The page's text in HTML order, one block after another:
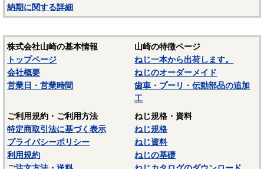
■ポリスライダー
優れたポリアミドの性質を活かし組成中に黒鉛粒子を均一
に分散させ、浮遊状態にある黒鉛粒子をテープの表面に偏平
状の黒鉛層となるよう製造されたものです。面圧によるクリ
ープ変形はほとんどなく、耐クリープ性、摩擦・摩耗性に優
れておりスラストワッシャーとして各種構造用機器部品に用
いられています。
（以上はサンコーインダストリー様資料抜粋）
表面処理：生地
表面処理を施していない、素材そのままの状態です。鉄の
納期に関する詳細
株式会社山崎の基本情報
トップページ
会社概要
営業日・営業時間
山崎の特徴ページ
ねじ一本から出荷します。
ねじのオーダーメイド
歯車・プーリ・伝動部品の追加
工
ご利用規約・ご利用方法
特定商取引法に基づく表示
プライバシーポリシー
利用規約
ねじ規格・資料
ねじ規格
ねじ資料
ねじの基礎